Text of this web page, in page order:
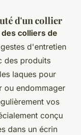
d'un collier
colliers de
d'entretien
des produits
laques pour
ou endommager
vos
conçu
dans un écrin